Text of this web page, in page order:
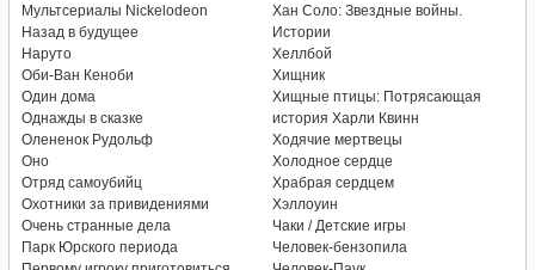
Мультсериалы Nickelodeon
Назад в будущее
Наруто
Оби-Ван Кеноби
Один дома
Однажды в сказке
Олененок Рудольф
Оно
Отряд самоубийц
Охотники за привидениями
Очень странные дела
Парк Юрского периода
Хан Соло: Звездные войны.
Истории
Хеллбой
Хищник
Хищные птицы: Потрясающая
история Харли Квинн
Ходячие мертвецы
Холодное сердце
Храбрая сердцем
Хэллоуин
Чаки / Детские игры
Человек-бензопила